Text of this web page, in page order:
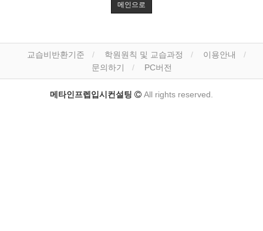
메인으로
교습비반환기준 학원원칙 및 교습과정
이용안내
문의하기
PC버전
메타인프렙입시컨설팅 All rights reserved.